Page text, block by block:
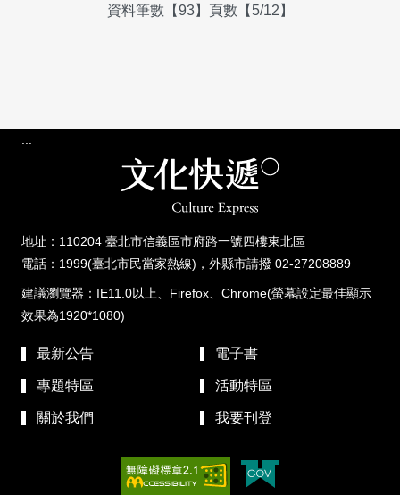
資料筆數【93】頁數【5/12】
:::
地址：110204 臺北市信義區市府路一號四樓東北區
電話：1999(臺北市民當家熱線)，外縣市請撥 02-27208889
建議瀏覽器：IE11.0以上、Firefox、Chrome(螢幕設定最佳顯示
效果為1920*1080)
最新公告 電子書
專題特區 活動特區
關於我們 我要刊登